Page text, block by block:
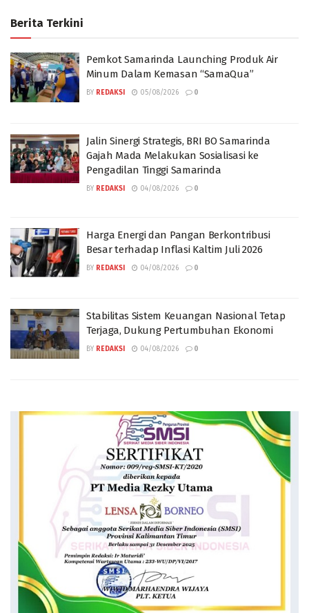
Berita Terkini
Pemkot Samarinda Launching Produk Air
Minum Dalam Kemasan “SamaQua”
BY REDAKSI 05/08/2026 0
Jalin Sinergi Strategis, BRI BO Samarinda
Gajah Mada Melakukan Sosialisasi ke
Pengadilan Tinggi Samarinda
BY REDAKSI 04/08/2026 0
Harga Energi dan Pangan Berkontribusi
Besar terhadap Inflasi Kaltim Juli 2026
BY REDAKSI 04/08/2026 0
Stabilitas Sistem Keuangan Nasional Tetap
Terjaga, Dukung Pertumbuhan Ekonomi
BY REDAKSI 04/08/2026 0